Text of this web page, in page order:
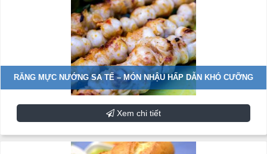
RĂNG MỰC NƯỚNG SA TẾ – MÓN NHẬU HẤP DẪN KHÓ CƯỠNG
Xem chi tiết